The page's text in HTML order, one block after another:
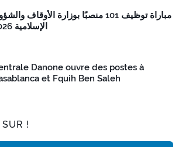
مباراة توظيف 101 منصبًا بوزارة الأوقاف
الإسلامية 2026
Danone ouvre des postes à
et Fquih Ben Saleh
!